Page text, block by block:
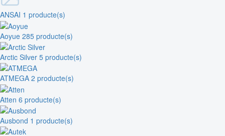
ANSAI 1 producte(s)
Aoyue 285 producte(s)
Arctic Silver 5 producte(s)
ATMEGA 2 producte(s)
Atten 6 producte(s)
Ausbond 1 producte(s)